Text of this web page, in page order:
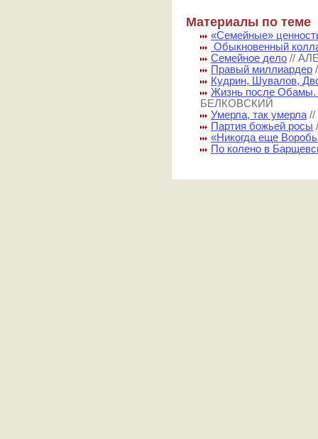
Материалы по теме
«Семейные»
Обыкновенный
Семейное дело //
Правый миллиардер
Кудрин, Шувалов,
Жизнь после Обамы.
БЕЛКОВСКИЙ
Умерла, так умерла
Партия божьей росы
«Никогда еще
По колено в